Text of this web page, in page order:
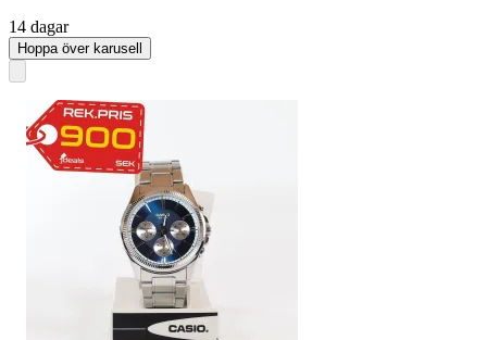
14 dagar
Hoppa över karusell